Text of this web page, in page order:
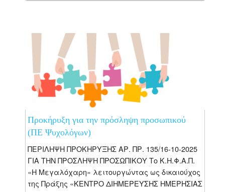
Προκήρυξη για την πρόσληψη προσωπικού
(ΠΕ Ψυχολόγων)
ΠΕΡΙΛΗΨΗ ΠΡΟΚΗΡΥΞΗΣ ΑΡ. ΠΡ. 135/16-10-2025
ΓΙΑ ΤΗΝ ΠΡΟΣΛΗΨΗ ΠΡΟΣΩΠΙΚΟΥ Το Κ.Η.Φ.Α.Π.
«Η Μεγαλόχαρη» λειτουργώντας ως δικαιούχος
της Πράξης «ΚΕΝΤΡΟ ΔΙΗΜΕΡΕΥΣΗΣ ΗΜΕΡΗΣΙΑΣ